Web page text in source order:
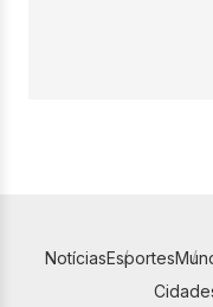
NotíciasEsportes